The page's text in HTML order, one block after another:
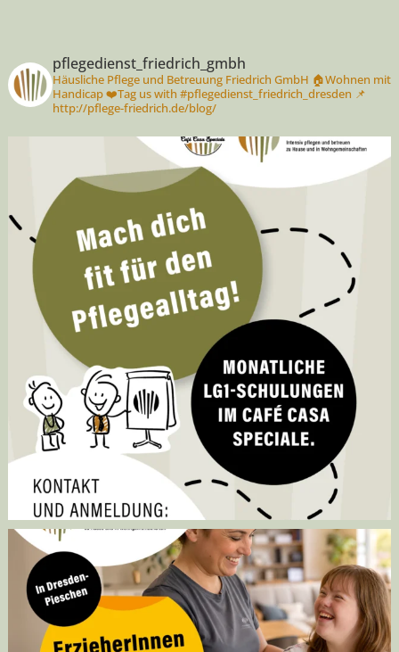
pflegedienst_friedrich_gmbh
Häusliche Pflege und Betreuung Friedrich GmbH 🏠Wohnen mit
Handicap❤️Tag us with #pflegedienst_friedrich_dresden 📌
http://pflege-friedrich.de/blog/